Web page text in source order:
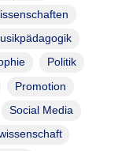
Politik
Promotion
Social Media